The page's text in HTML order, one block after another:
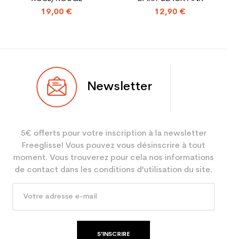
19,00 €
12,90 €
Newsletter
5€ offerts pour votre inscription à la newsletter
Freeglisse! Vous pouvez vous désinscrire à tout
moment. Vous trouverez pour cela nos informations
de contact dans les conditions d'utilisation du site.
S'INSCRIRE